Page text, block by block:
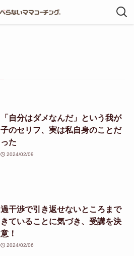
「自分はダメなんだ」という我が
子のセリフ、実は私自身のことだ
った
2024/02/09
過干渉で引き返せないところまで
きていることに気づき、受講を決
意！
2024/02/06